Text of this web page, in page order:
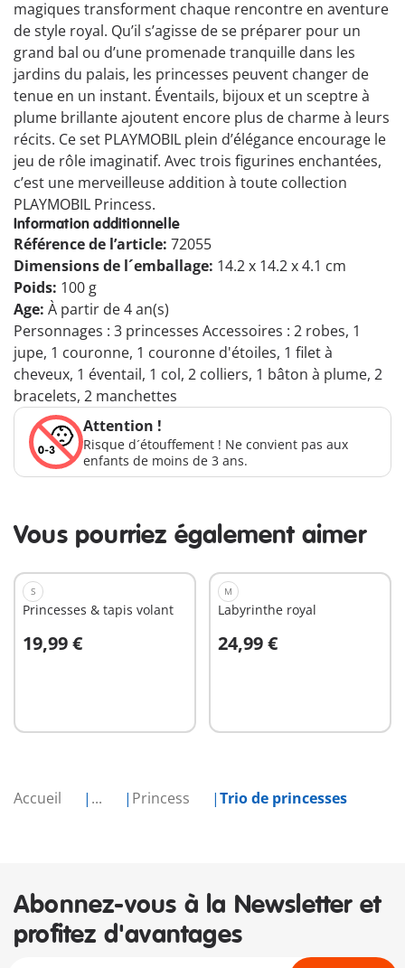
Accueil ... Princess Trio de princesses
magiques transforment chaque rencontre en aventure
de style royal. Qu’il s’agisse de se préparer pour un
grand bal ou d’une promenade tranquille dans les
jardins du palais, les princesses peuvent changer de
tenue en un instant. Éventails, bijoux et un sceptre à
plume brillante ajoutent encore plus de charme à leurs
récits. Ce set PLAYMOBIL plein d’élégance encourage le
jeu de rôle imaginatif. Avec trois figurines enchantées,
c’est une merveilleuse addition à toute collection
PLAYMOBIL Princess.
Information additionnelle
Référence de l’article: 72055
Dimensions de l´emballage: 14.2 x 14.2 x 4.1 cm
Poids: 100 g
Age: À partir de 4 an(s)
Personnages : 3 princesses Accessoires : 2 robes, 1
jupe, 1 couronne, 1 couronne d'étoiles, 1 filet à
cheveux, 1 éventail, 1 col, 2 colliers, 1 bâton à plume, 2
bracelets, 2 manchettes
Attention !
Risque d´étouffement ! Ne convient pas aux
enfants de moins de 3 ans.
Vous pourriez également aimer
S
Princesses & tapis volant
19,99 €
Au panier
M
Labyrinthe royal
24,99 €
Au panier
Abonnez-vous à la Newsletter et
profitez d'avantages